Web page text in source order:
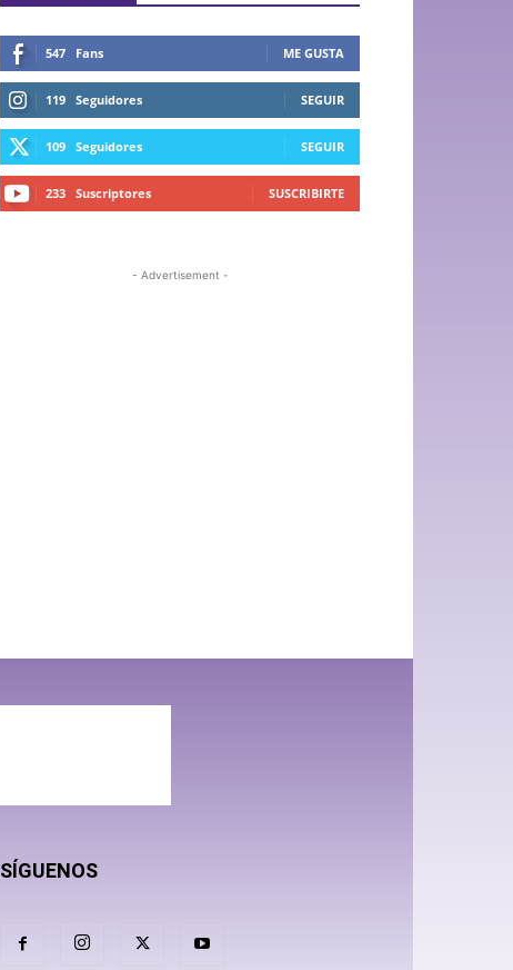
547 Fans ME GUSTA
119 Seguidores SEGUIR
109 Seguidores SEGUIR
233 Suscriptores SUSCRIBIRTE
- Advertisement -
SÍGUENOS